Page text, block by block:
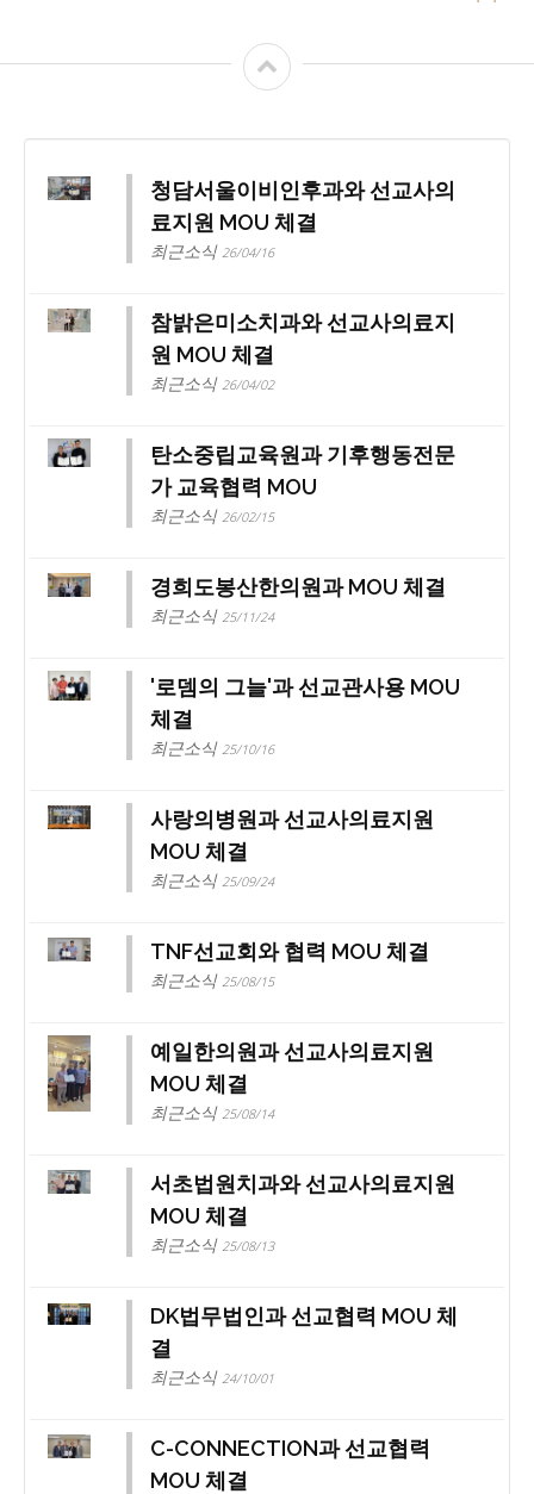
청담서울이비인후과와 선교사의
료지원 MOU 체결
최근소식 26/04/16
참밝은미소치과와 선교사의료지
원 MOU 체결
최근소식 26/04/02
탄소중립교육원과 기후행동전문
가 교육협력 MOU
최근소식 26/02/15
경희도봉산한의원과 MOU 체결
최근소식 25/11/24
'로뎀의 그늘'과 선교관사용 MOU
체결
최근소식 25/10/16
사랑의병원과 선교사의료지원
MOU 체결
최근소식 25/09/24
TNF선교회와 협력 MOU 체결
최근소식 25/08/15
예일한의원과 선교사의료지원
MOU 체결
최근소식 25/08/14
서초법원치과와 선교사의료지원
MOU 체결
최근소식 25/08/13
DK법무법인과 선교협력 MOU 체
결
최근소식 24/10/01
C-CONNECTION과 선교협력
MOU 체결